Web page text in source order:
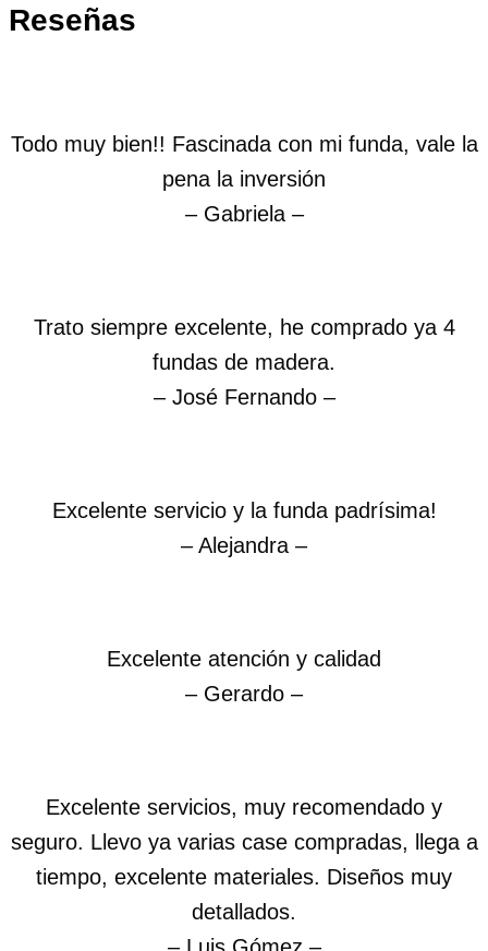
Reseñas
Todo muy bien!! Fascinada con mi funda, vale la
pena la inversión
– Gabriela –
Trato siempre excelente, he comprado ya 4
fundas de madera.
– José Fernando –
Excelente servicio y la funda padrísima!
– Alejandra –
Excelente atención y calidad
– Gerardo –
Excelente servicios, muy recomendado y
seguro. Llevo ya varias case compradas, llega a
tiempo, excelente materiales. Diseños muy
detallados.